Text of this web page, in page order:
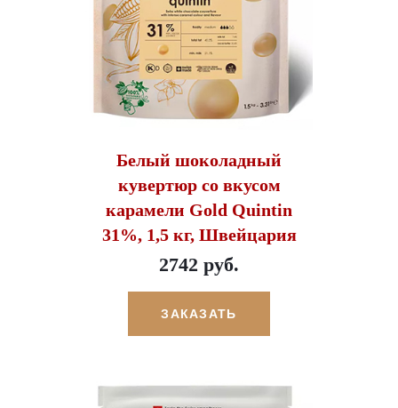
Белый шоколадный
кувертюр со вкусом
карамели Gold Quintin
31%, 1,5 кг, Швейцария
2742 руб.
ЗАКАЗАТЬ